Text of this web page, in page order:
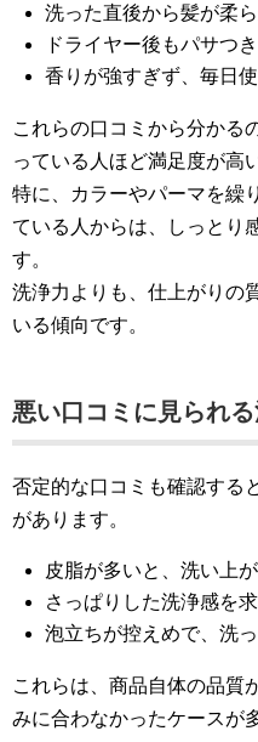
洗った直後から髪が柔
ドライヤー後もパサつ
香りが強すぎず、毎日
これらの口コミから分かる
っている人ほど満足度が高
特に、カラーやパーマを繰
ている人からは、しっとり
す。
洗浄力よりも、仕上がりの
いる傾向です。
悪い口コミに見られ
否定的な口コミも確認する
があります。
皮脂が多いと、洗い上
さっぱりした洗浄感を
泡立ちが控えめで、洗
これらは、商品自体の品質
みに合わなかったケースが